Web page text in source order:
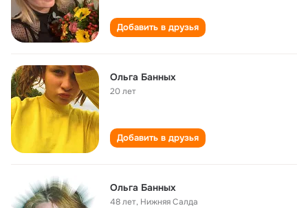
Добавить в друзья
Ольга Банных
20 лет
Добавить в друзья
Ольга Банных
48 лет, Нижняя Салда